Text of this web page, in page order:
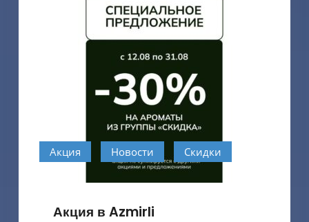
Акция Новости Скидки
Акция в Azmirli